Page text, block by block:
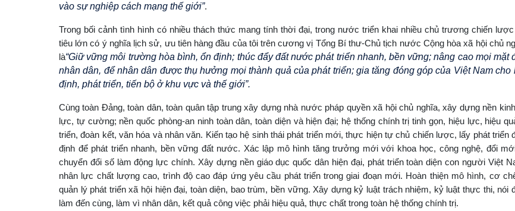
vào sự nghiệp cách mạng thế giới”.
Trong bối cảnh tình hình có nhiều thách thức mang tính thời đại, trong nước triển khai nhiều chủ trương chiến
tiêu lớn có ý nghĩa lịch sử, ưu tiên hàng đầu của tôi trên cương vị Tổng Bí thư-Chủ tịch nước Cộng hòa xã hội chủ
là“Giữ vững môi trường hòa bình, ổn định; thúc đẩy đất nước phát triển nhanh, bền vững; nâng cao mọi mặt
nhân dân, để nhân dân được thụ hưởng mọi thành quả của phát triển; gia tăng đóng góp của Việt Nam cho
định, phát triển, tiến bộ ở khu vực và thế giới”.
Cùng toàn Đảng, toàn dân, toàn quân tập trung xây dựng nhà nước pháp quyền xã hội chủ nghĩa, xây dựng nền
lực, tự cường; nền quốc phòng-an ninh toàn dân, toàn diện và hiện đại; hệ thống chính trị tinh gọn, hiệu lực, hiệu
triển, đoàn kết, văn hóa và nhân văn. Kiến tạo hệ sinh thái phát triển mới, thực hiện tự chủ chiến lược, lấy phát triển
định để phát triển nhanh, bền vững đất nước. Xác lập mô hình tăng trưởng mới với khoa học, công nghệ, đổi
chuyển đổi số làm động lực chính. Xây dựng nền giáo dục quốc dân hiện đại, phát triển toàn diện con người Việt
nhân lực chất lượng cao, trình độ cao đáp ứng yêu cầu phát triển trong giai đoạn mới. Hoàn thiện mô hình, cơ
quản lý phát triển xã hội hiện đại, toàn diện, bao trùm, bền vững. Xây dựng kỷ luật trách nhiệm, kỷ luật thực thi, nói
làm đến cùng, làm vì nhân dân, kết quả công việc phải hiệu quả, thực chất trong toàn hệ thống chính trị.